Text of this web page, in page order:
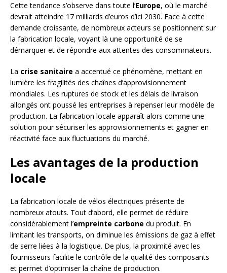
Cette tendance s’observe dans toute l’Europe, où le marché
devrait atteindre 17 milliards d’euros d’ici 2030. Face à cette
demande croissante, de nombreux acteurs se positionnent sur
la fabrication locale, voyant là une opportunité de se
démarquer et de répondre aux attentes des consommateurs.
La crise sanitaire a accentué ce phénomène, mettant en
lumière les fragilités des chaînes d’approvisionnement
mondiales. Les ruptures de stock et les délais de livraison
allongés ont poussé les entreprises à repenser leur modèle de
production. La fabrication locale apparaît alors comme une
solution pour sécuriser les approvisionnements et gagner en
réactivité face aux fluctuations du marché.
Les avantages de la production
locale
La fabrication locale de vélos électriques présente de
nombreux atouts. Tout d’abord, elle permet de réduire
considérablement l’empreinte carbone du produit. En
limitant les transports, on diminue les émissions de gaz à effet
de serre liées à la logistique. De plus, la proximité avec les
fournisseurs facilite le contrôle de la qualité des composants
et permet d’optimiser la chaîne de production.